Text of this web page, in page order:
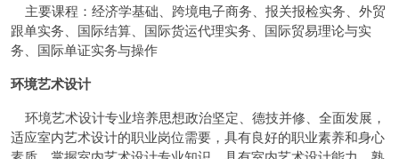
主要课程：经济学基础、跨境电子商务、报关报检实务、外贸
跟单实务、国际结算、国际货运代理实务、国际贸易理论与实
务、国际单证实务与操作
环境艺术设计
环境艺术设计专业培养思想政治坚定、德技并修、全面发展，
适应室内艺术设计的职业岗位需要，具有良好的职业素养和身心